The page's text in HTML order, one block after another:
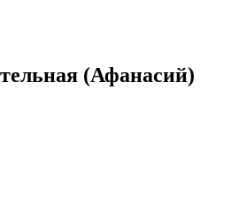
(Афанасий)